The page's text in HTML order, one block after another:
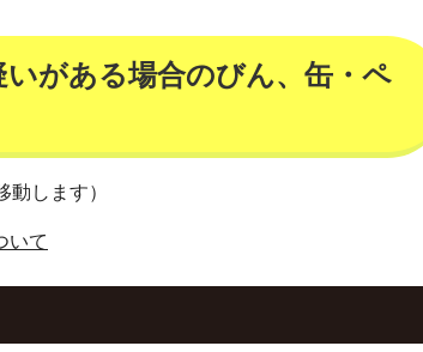
がある場合のびん、缶・ペ
します）
いて